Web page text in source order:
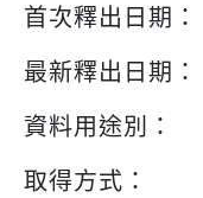
首次釋出日期：
最新釋出日期：
資料用途別：
取得方式：